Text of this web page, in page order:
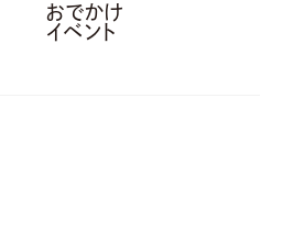
おでかけ
イベント